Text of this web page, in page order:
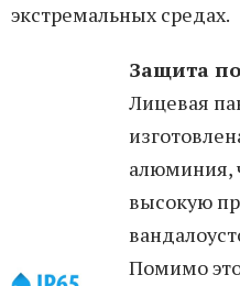
экстремальных средах.
Защита
Лицевая
алюминия,
высокую
Помимо